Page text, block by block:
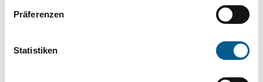
Präferenzen
Statistiken
Kategorien verfeinert werden.
Suchen